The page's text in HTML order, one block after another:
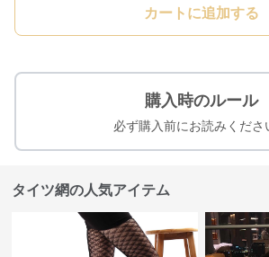
カートに追加する
購入時のルール
必ず購入前にお読みくださ
タイツ網の人気アイテム